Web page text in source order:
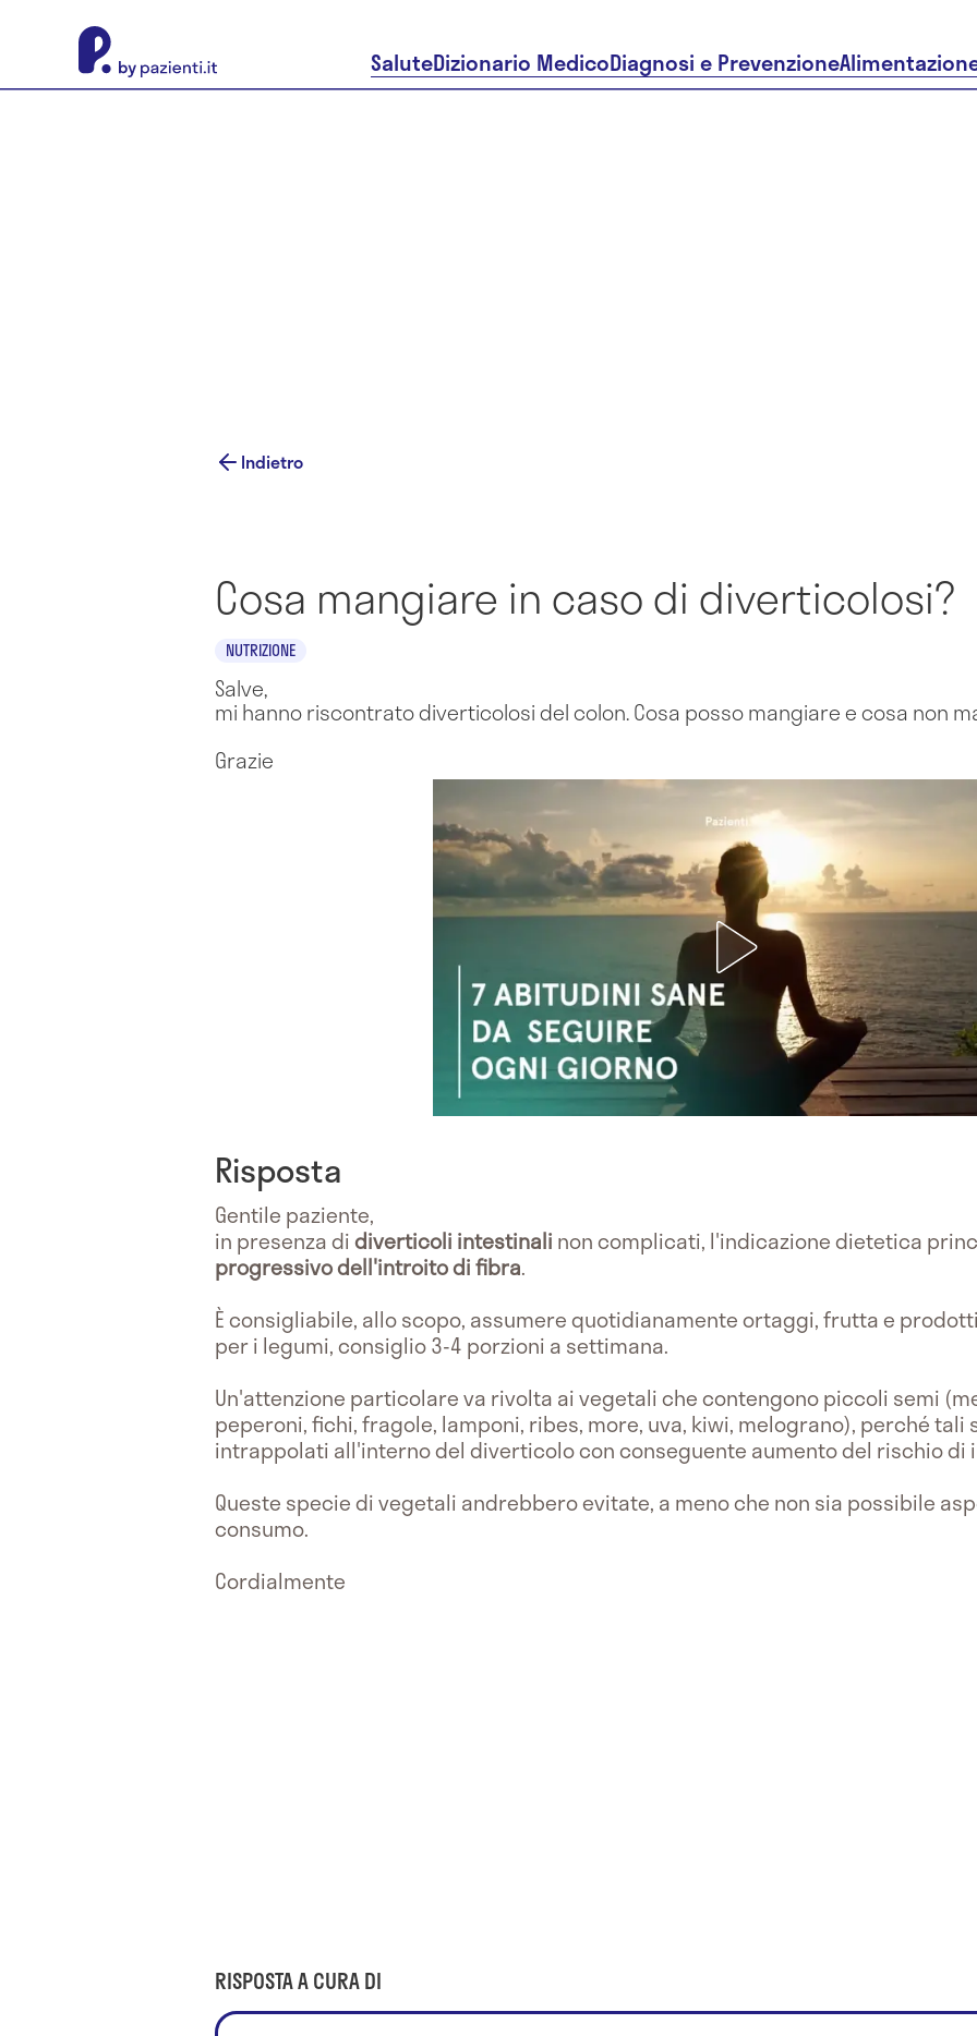
SaluteDizionario MedicoDiagnosi e Prevenzione
Indietro
Cosa mangiare in caso di diverticolosi?
NUTRIZIONE
Salve,
mi hanno riscontrato diverticolosi del colon. Cosa posso mangiare e cosa non
Grazie
Risposta
Gentile paziente,
in presenza didiverticoli intestinali non complicati, l'indicazione dietetica
progressivo dell'introito di fibra.
È consigliabile, allo scopo, assumere quotidianamente ortaggi, frutta e
per i legumi, consiglio 3-4 porzioni a settimana.
Un'attenzione particolare va rivolta ai vegetali che contengono piccoli semi
peperoni, fichi, fragole, lamponi, ribes, more, uva, kiwi, melograno), perché
intrappolati all'interno del diverticolo con conseguente aumento del rischio di
Queste specie di vegetali andrebbero evitate, a meno che non sia possibile
consumo.
Cordialmente
RISPOSTA A CURA DI